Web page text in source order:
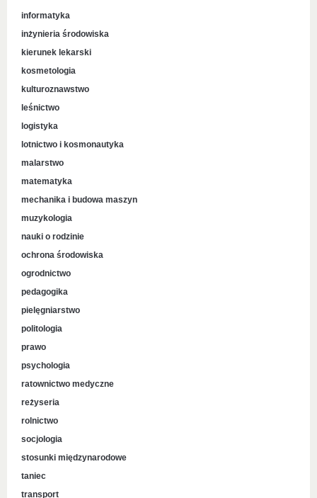
informatyka
inżynieria środowiska
kierunek lekarski
kosmetologia
kulturoznawstwo
leśnictwo
logistyka
lotnictwo i kosmonautyka
malarstwo
matematyka
mechanika i budowa maszyn
muzykologia
nauki o rodzinie
ochrona środowiska
ogrodnictwo
pedagogika
pielęgniarstwo
politologia
prawo
psychologia
ratownictwo medyczne
reżyseria
rolnictwo
socjologia
stosunki międzynarodowe
taniec
transport